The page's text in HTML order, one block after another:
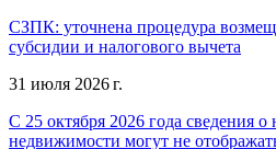
СЗПК: уточнена процедура
субсидии и налогового вычета
31 июля 2026 г.
С 25 октября 2026 года сведения о
недвижимости могут не